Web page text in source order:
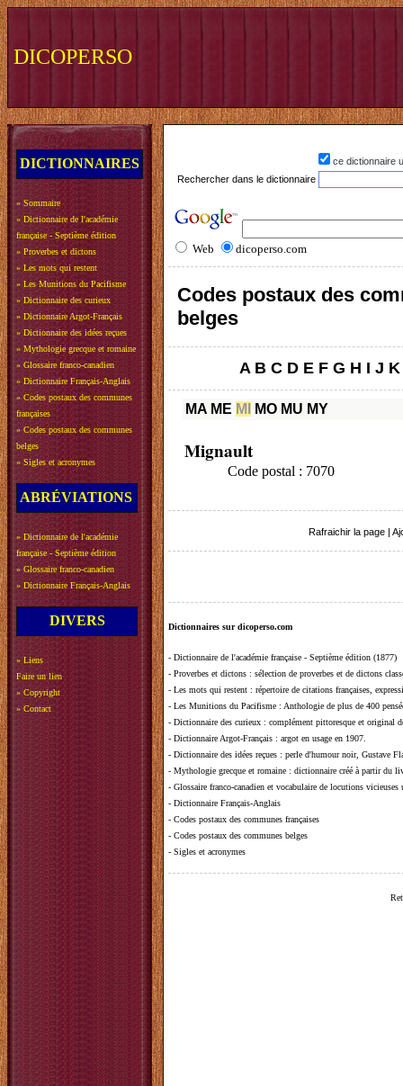
DICOPERSO
DICTIONNAIRES
» Sommaire
» Dictionnaire de l'académie
française - Septième édition
» Proverbes et dictons
» Les mots qui restent
» Les Munitions du Pacifisme
» Dictionnaire des curieux
» Dictionnaire Argot-Français
» Dictionnaire des idées reçues
» Mythologie grecque et romaine
» Glossaire franco-canadien
» Dictionnaire Français-Anglais
» Codes postaux des communes
françaises
» Codes postaux des communes
belges
» Sigles et acronymes
ABRÉVIATIONS
» Dictionnaire de l'académie
française - Septième édition
» Glossaire franco-canadien
» Dictionnaire Français-Anglais
DIVERS
» Liens
Faire un lien
» Copyright
» Contact
ce dictionnaire
Rechercher dans le dictionnaire
Web dicoperso.com
Codes postaux des
belges
A B C D E F G H I J K
MA ME MI MO MU MY
Mignault
Code postal : 7070
Rafraichir la page
Dictionnaires sur dicoperso.com
- Dictionnaire de l'académie française - Septième édition (1877)
- Proverbes et dictons : sélection de proverbes et de dictons
- Les mots qui restent : répertoire de citations françaises,
- Les Munitions du Pacifisme : Anthologie de plus de 400
- Dictionnaire des curieux : complément pittoresque et original
- Dictionnaire Argot-Français : argot en usage en 1907.
- Dictionnaire des idées reçues : perle d'humour noir, Gustave
- Mythologie grecque et romaine : dictionnaire créé à partir du
- Glossaire franco-canadien et vocabulaire de locutions vicieuses
- Dictionnaire Français-Anglais
- Codes postaux des communes françaises
- Codes postaux des communes belges
- Sigles et acronymes